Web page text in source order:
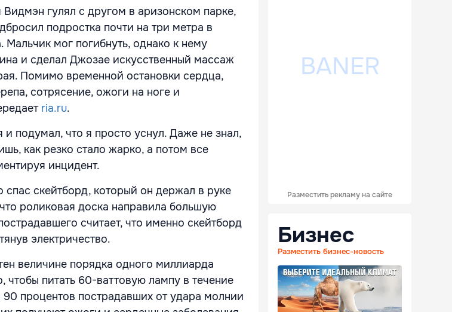
гулял с другом в аризонском парке,
подростка почти на три метра в
Мальчик мог погибнуть, однако к нему
и сделал Джозае искусственный массаж
Помимо временной остановки сердца,
сотрясение, ожоги на ноге и
ria.ru.
подумал, что я просто уснул. Даже не знал,
как резко стало жарко, а потом все
инцидент.
скейтборд, который он держал в руке
роликовая доска направила большую
считает, что именно скейтборд
электричество.
величине порядка одного миллиарда
питать 60-ваттовую лампу в течение
процентов пострадавших от удара молнии
Разместить рекламу на сайте
Бизнес
Разместить бизнес-новость